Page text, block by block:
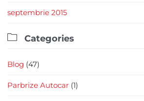
septembrie 2015
 Categories
Blog (47)
Parbrize Autocar (1)